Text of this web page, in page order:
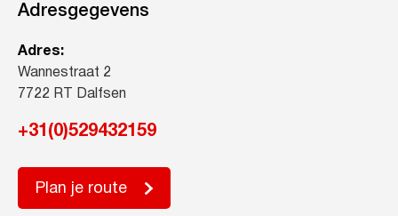
Adresgegevens
Adres:
Wannestraat 2
7722 RT Dalfsen
+31(0)529432159
Plan je route